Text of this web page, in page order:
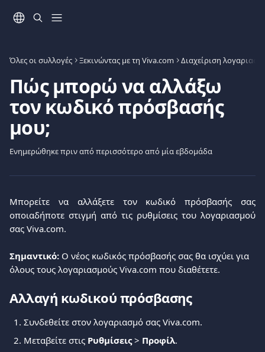
Όλες οι συλλογές Ξεκινώντας με τη Viva.com Διαχείριση
Πώς μπορώ να αλλάξω
τον κωδικό πρόσβασής
μου;
Ενημερώθηκε πριν από περισσότερο από μία εβδομάδα
Μπορείτε να αλλάξετε τον κωδικό πρόσβασής σας
οποιαδήποτε στιγμή από τις ρυθμίσεις του λογαριασμού
σας Viva.com.
Σημαντικό: Ο νέος κωδικός πρόσβασής σας θα ισχύει για
όλους τους λογαριασμούς Viva.com που διαθέτετε.
Αλλαγή κωδικού πρόσβασης
Συνδεθείτε στον λογαριασμό σας Viva.com.
Μεταβείτε στις Ρυθμίσεις > Προφίλ.